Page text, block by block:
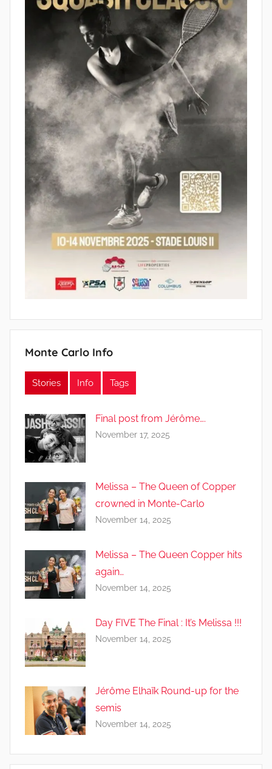
Monte Carlo Info
Stories Info Tags
Final post from Jérôme….
November 17, 2025
Melissa – The Queen of Copper
crowned in Monte-Carlo
November 14, 2025
Melissa – The Queen Copper hits
again…
November 14, 2025
Day FIVE The Final : It’s Melissa !!!
November 14, 2025
Jérôme Elhaïk Round-up for the
semis
November 14, 2025